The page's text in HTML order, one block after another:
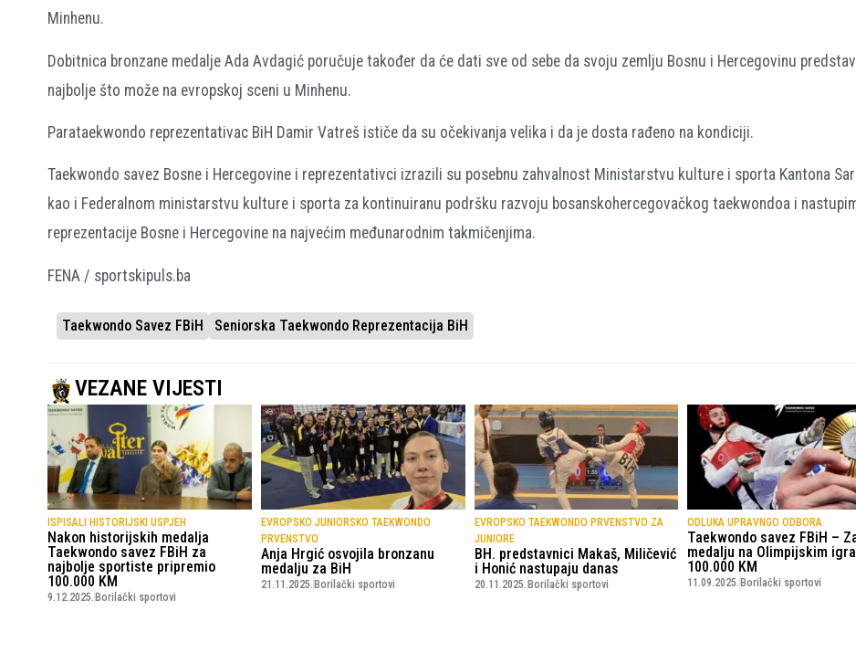
Minhenu.
Dobitnica bronzane medalje Ada Avdagić poručuje također da će dati sve od sebe da svoju zemlju Bosnu i Hercegovinu
najbolje što može na evropskoj sceni u Minhenu.
Parataekwondo reprezentativac BiH Damir Vatreš ističe da su očekivanja velika i da je dosta rađeno na kondiciji.
Taekwondo savez Bosne i Hercegovine i reprezentativci izrazili su posebnu zahvalnost Ministarstvu kulture i sporta Kantona
kao i Federalnom ministarstvu kulture i sporta za kontinuiranu podršku razvoju bosanskohercegovačkog taekwondoa i
reprezentacije Bosne i Hercegovine na najvećim međunarodnim takmičenjima.
FENA / sportskipuls.ba
Taekwondo Savez FBiH Seniorska Taekwondo Reprezentacija BiH
VEZANE VIJESTI
ISPISALI HISTORIJSKI USPJEH
Nakon historijskih medalja
Taekwondo savez FBiH za
najbolje sportiste pripremio
100.000 KM
9.12.2025. Borilački sportovi
EVROPSKO JUNIORSKO TAEKWONDO
PRVENSTVO
Anja Hrgić osvojila bronzanu
medalju za BiH
21.11.2025. Borilački sportovi
EVROPSKO TAEKWONDO PRVENSTVO ZA
JUNIORE
BH. predstavnici Makaš, Miličević
i Honić nastupaju danas
20.11.2025. Borilački sportovi
ODLUKA UPRAVNGO ODBORA
Taekwondo savez FBiH –
medalju na Olimpijskim
100.000 KM
11.09.2025. Borilački sportovi